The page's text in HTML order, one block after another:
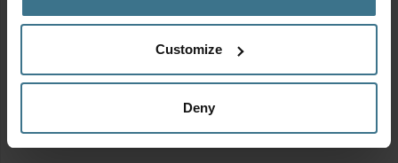
Customize
Deny
Inhoud
Kies een inhoudsklasse
€29.95.
€23.00.
Knob
HOT&COOL